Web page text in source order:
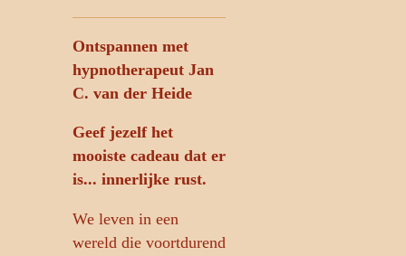
Ontspannen met
hypnotherapeut Jan
C. van der Heide
Geef jezelf het
mooiste cadeau dat er
is... innerlijke rust.
We leven in een
wereld die voortdurend